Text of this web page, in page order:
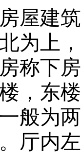
屋建
为上
称下
楼，东
般为
厅内